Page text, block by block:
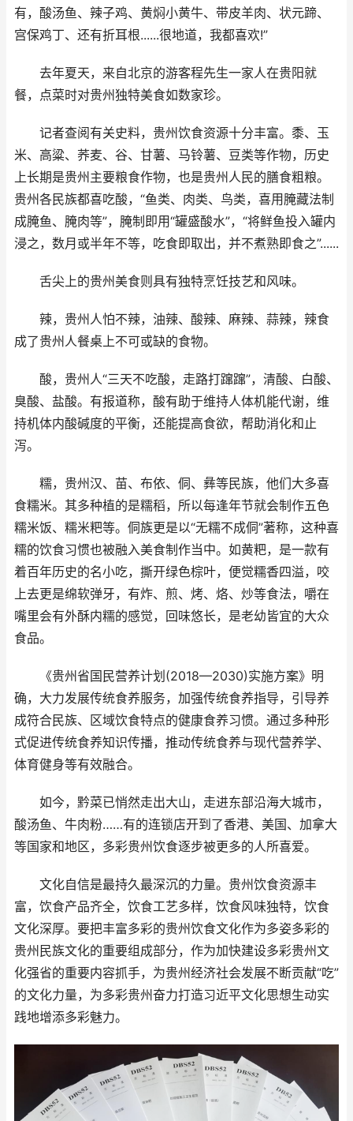
有，酸汤鱼、辣子鸡、黄焖小黄牛、带皮羊肉、状元蹄、
宫保鸡丁、还有折耳根......很地道，我都喜欢!”
去年夏天，来自北京的游客程先生一家人在贵阳就
餐，点菜时对贵州独特美食如数家珍。
记者查阅有关史料，贵州饮食资源十分丰富。黍、玉
米、高粱、荞麦、谷、甘薯、马铃薯、豆类等作物，历史
上长期是贵州主要粮食作物，也是贵州人民的膳食粗粮。
贵州各民族都喜吃酸，“鱼类、肉类、鸟类，喜用腌藏法制
成腌鱼、腌肉等”，腌制即用“罐盛酸水”，“将鲜鱼投入罐内
浸之，数月或半年不等，吃食即取出，并不煮熟即食之”......
舌尖上的贵州美食则具有独特烹饪技艺和风味。
辣，贵州人怕不辣，油辣、酸辣、麻辣、蒜辣，辣食
成了贵州人餐桌上不可或缺的食物。
酸，贵州人“三天不吃酸，走路打蹿蹿”，清酸、白酸、
臭酸、盐酸。有报道称，酸有助于维持人体机能代谢，维
持机体内酸碱度的平衡，还能提高食欲，帮助消化和止
泻。
糯，贵州汉、苗、布依、侗、彝等民族，他们大多喜
食糯米。其多种植的是糯稻，所以每逢年节就会制作五色
糯米饭、糯米粑等。侗族更是以“无糯不成侗”著称，这种喜
糯的饮食习惯也被融入美食制作当中。如黄粑，是一款有
着百年历史的名小吃，撕开绿色棕叶，便觉糯香四溢，咬
上去更是绵软弹牙，有炸、煎、烤、烙、炒等食法，嚼在
嘴里会有外酥内糯的感觉，回味悠长，是老幼皆宜的大众
食品。
《贵州省国民营养计划(2018—2030)实施方案》明
确，大力发展传统食养服务，加强传统食养指导，引导养
成符合民族、区域饮食特点的健康食养习惯。通过多种形
式促进传统食养知识传播，推动传统食养与现代营养学、
体育健身等有效融合。
如今，黔菜已悄然走出大山，走进东部沿海大城市，
酸汤鱼、牛肉粉……有的连锁店开到了香港、美国、加拿大
等国家和地区，多彩贵州饮食逐步被更多的人所喜爱。
文化自信是最持久最深沉的力量。贵州饮食资源丰
富，饮食产品齐全，饮食工艺多样，饮食风味独特，饮食
文化深厚。要把丰富多彩的贵州饮食文化作为多姿多彩的
贵州民族文化的重要组成部分，作为加快建设多彩贵州文
化强省的重要内容抓手，为贵州经济社会发展不断贡献“吃”
的文化力量，为多彩贵州奋力打造习近平文化思想生动实
践地增添多彩魅力。